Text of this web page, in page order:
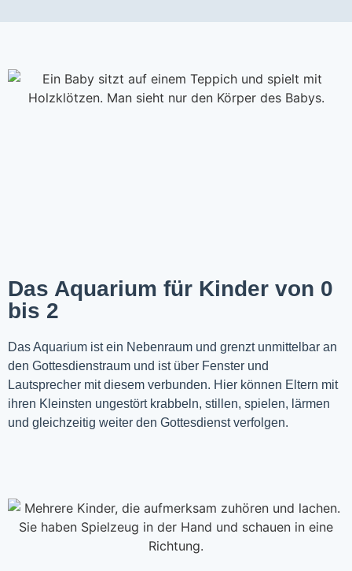
Das Aquarium für Kinder von 0
bis 2
Das Aquarium ist ein Nebenraum und grenzt unmittelbar an
den Gottesdienstraum und ist über Fenster und
Lautsprecher mit diesem verbunden. Hier können Eltern mit
ihren Kleinsten ungestört krabbeln, stillen, spielen, lärmen
und gleichzeitig weiter den Gottesdienst verfolgen.